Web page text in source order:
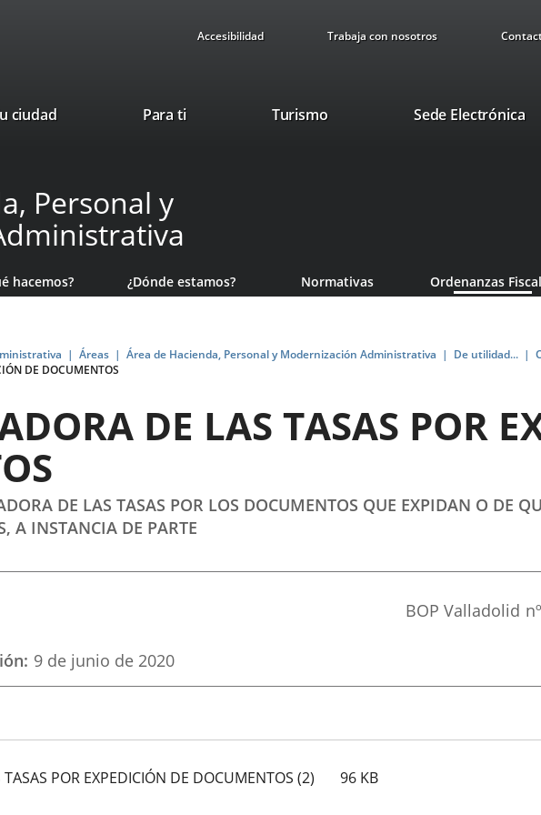
Accesibilidad Trabaja con nosotros
ciudad Para ti TurismoThis
window.
Sede Electrónica
Personal y
hacemos? ¿Dónde estamos? Normativas Ordenanzas
Áreas Área de Hacienda, Personal y Modernización Administrativa De utilidad...
DE DOCUMENTOS
DE LAS TASAS POR
DE LAS TASAS POR LOS DOCUMENTOS QUE EXPIDAN O DE
A INSTANCIA DE PARTE
boletin
BOP Valladolid nº
9 de junio de 2020
TASAS POR EXPEDICIÓN DE DOCUMENTOS (2) 96 KB